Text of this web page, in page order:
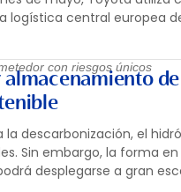
logística central europea
con riesgos únicos
la descarbonización, el
Sin embargo, la forma
desplegarse a gran